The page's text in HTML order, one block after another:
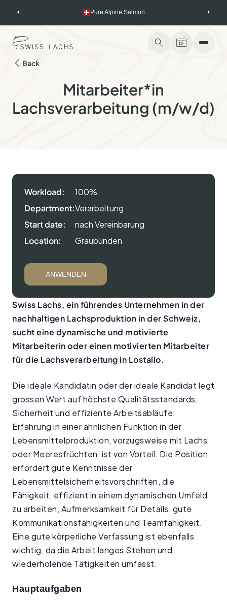
Pure Alpine Salmon
Back
Mitarbeiter*in
Lachsverarbeitung (m/w/d)
Workload:
100%
Department:Verarbeitung
Start date:
nach Vereinbarung
Location:
Graubünden
ANWENDEN
Swiss Lachs, ein führendes Unternehmen in der
nachhaltigen Lachsproduktion in der Schweiz,
sucht eine dynamische und motivierte
Mitarbeiterin oder einen motivierten Mitarbeiter
für die Lachsverarbeitung in Lostallo.
Die ideale Kandidatin oder der ideale Kandidat legt
grossen Wert auf höchste Qualitätsstandards,
Sicherheit und effiziente Arbeitsabläufe.
Erfahrung in einer ähnlichen Funktion in der
Lebensmittelproduktion, vorzugsweise mit Lachs
oder Meeresfrüchten, ist von Vorteil. Die Position
erfordert gute Kenntnisse der
Lebensmittelsicherheitsvorschriften, die
Fähigkeit, effizient in einem dynamischen Umfeld
zu arbeiten, Aufmerksamkeit für Details, gute
Kommunikationsfähigkeiten und Teamfähigkeit.
Eine gute körperliche Verfassung ist ebenfalls
wichtig, da die Arbeit langes Stehen und
wiederholende Tätigkeiten umfasst.
Hauptaufgaben